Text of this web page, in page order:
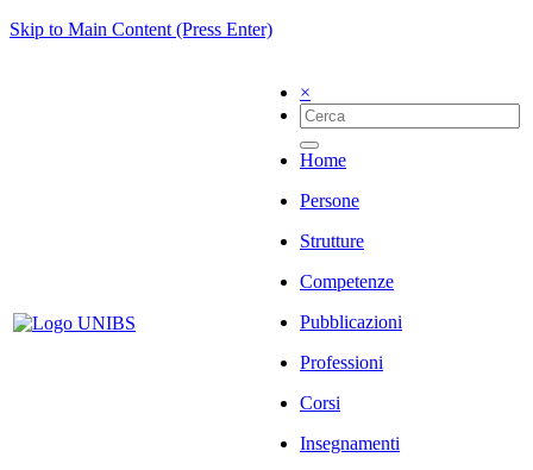
Skip to Main Content (Press Enter)
×
Home
Persone
Strutture
Competenze
Pubblicazioni
Professioni
Corsi
Insegnamenti